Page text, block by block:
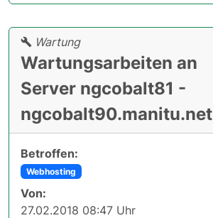
Wartung
Wartungsarbeiten an
Server ngcobalt81 -
ngcobalt90.manitu.net
Betroffen:
Webhosting
Von:
27.02.2018 08:47 Uhr